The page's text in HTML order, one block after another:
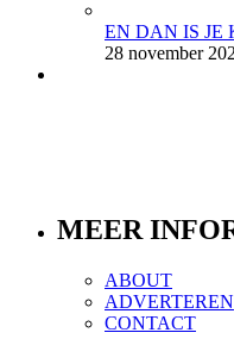
EN DAN IS JE
28 november
MEER
ABOUT
ADVERTEREN
CONTACT